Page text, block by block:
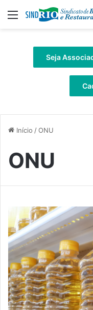
Menu
Seja
Início /ONU
ONU